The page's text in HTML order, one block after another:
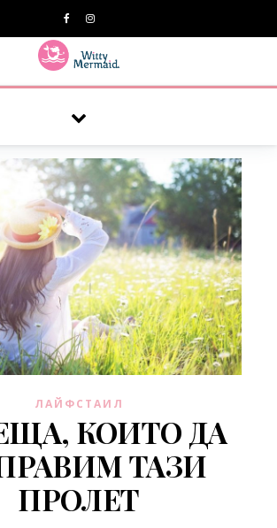
ЛАЙФСТАИЛ
КОИТО ДА
ТАЗИ
ПРОЛЕТ